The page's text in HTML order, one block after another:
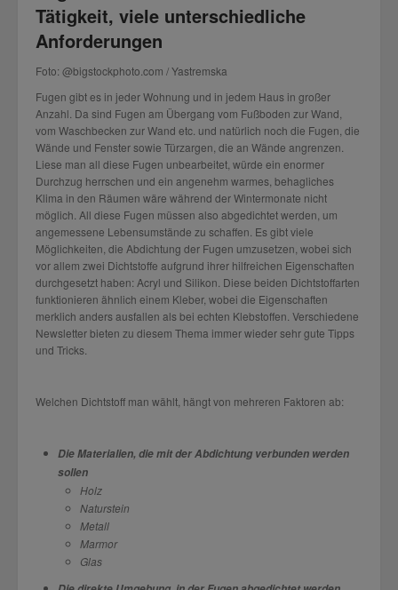
Tätigkeit, viele unterschiedliche
Anforderungen
Foto: @bigstockphoto.com / Yastremska
Fugen gibt es in jeder Wohnung und in jedem Haus in großer
Anzahl. Da sind Fugen am Übergang vom Fußboden zur Wand,
vom Waschbecken zur Wand etc. und natürlich noch die Fugen, die
Wände und Fenster sowie Türzargen, die an Wände angrenzen.
Liese man all diese Fugen unbearbeitet, würde ein enormer
Durchzug herrschen und ein angenehm warmes, behagliches
Klima in den Räumen wäre während der Wintermonate nicht
möglich. All diese Fugen müssen also abgedichtet werden, um
angemessene Lebensumstände zu schaffen. Es gibt viele
Möglichkeiten, die Abdichtung der Fugen umzusetzen, wobei sich
vor allem zwei Dichtstoffe aufgrund ihrer hilfreichen Eigenschaften
durchgesetzt haben: Acryl und Silikon. Diese beiden Dichtstoffarten
funktionieren ähnlich einem Kleber, wobei die Eigenschaften
merklich anders ausfallen als bei echten Klebstoffen. Verschiedene
Newsletter bieten zu diesem Thema immer wieder sehr gute Tipps
und Tricks.
Welchen Dichtstoff man wählt, hängt von mehreren Faktoren ab:
Die Materialien, die mit der Abdichtung verbunden werden
sollen
Holz
Naturstein
Metall
Marmor
Glas